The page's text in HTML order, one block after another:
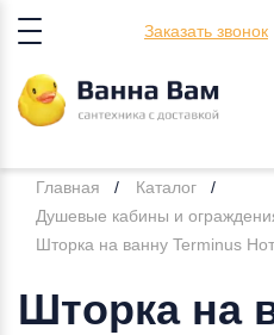
Заказать звонок
Главная
Каталог
Душевые кабины и
Шторка на ванну Terminus
Шторка на